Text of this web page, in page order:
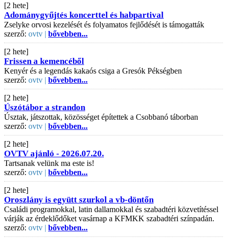
[2 hete]
Adománygyűjtés koncerttel és habpartival
Zselyke orvosi kezelését és folyamatos fejlődését is támogatták
szerző: ovtv | bővebben...
[2 hete]
Frissen a kemencéből
Kenyér és a legendás kakaós csiga a Gresók Pékségben
szerző: ovtv | bővebben...
[2 hete]
Úszótábor a strandon
Úsztak, játszottak, közösséget építettek a Csobbanó táborban
szerző: ovtv | bővebben...
[2 hete]
OVTV ajánló - 2026.07.20.
Tartsanak velünk ma este is!
szerző: ovtv | bővebben...
[2 hete]
Oroszlány is együtt szurkol a vb-döntőn
Családi programokkal, latin dallamokkal és szabadtéri közvetítéssel
várják az érdeklődőket vasárnap a KFMKK szabadtéri színpadán.
szerző: ovtv | bővebben...